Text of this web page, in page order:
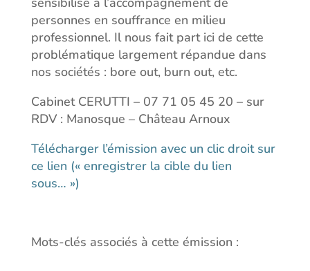
personnes en souffrance en milieu
professionnel. Il nous fait part ici de cette
problématique largement répandue dans
nos sociétés : bore out, burn out, etc.
Cabinet CERUTTI – 07 71 05 45 20 – sur
RDV : Manosque – Château Arnoux
Télécharger l’émission avec un clic droit sur
ce lien (« enregistrer la cible du lien
sous… »)
Mots-clés associés à cette émission :